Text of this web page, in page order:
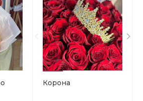
Корона